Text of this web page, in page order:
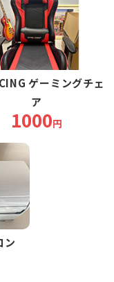
ゲーミングチェ
ア
1000円
ン